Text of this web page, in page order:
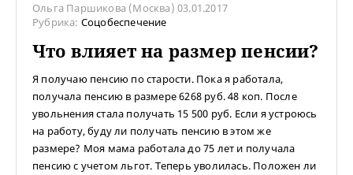
Ольга Паршикова (Москва)03.01.2017
Рубрика: Соцобеспечение
Что влияет на размер пенсии?
Я получаю пенсию по старости. Пока я работала,
получала пенсию в размере 6268 руб. 48 коп. После
увольнения стала получать 15 500 руб. Если я устроюсь
на работу, буду ли получать пенсию в этом же
размере? Моя мама работала до 75 лет и получала
пенсию с учетом льгот. Теперь уволилась. Положен ли